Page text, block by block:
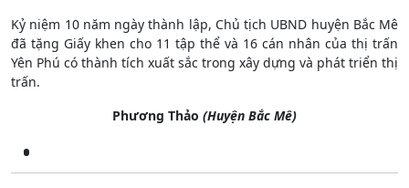
Kỷ niệm 10 năm ngày thành lập, Chủ tịch UBND huyện Bắc Mê
đã tặng Giấy khen cho 11 tập thể và 16 cán nhân của thị trấn
Yên Phú có thành tích xuất sắc trong xây dựng và phát triển thị
trấn.
Phương Thảo (Huyện Bắc Mê)